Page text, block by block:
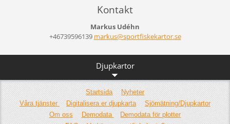
Kontakt
Markus Udéhn
+46739596139 markus@sportfiskekartor.se
Djupkartor
Startsida
Nyheter
Våra tjänster
Digitalisera er djupkarta
Sjömätning/Djupkartor
Om oss
Demodata
Demodata för plotter